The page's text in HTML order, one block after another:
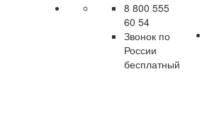
8 800 555
60 54
Звонок по
России
бесплатный